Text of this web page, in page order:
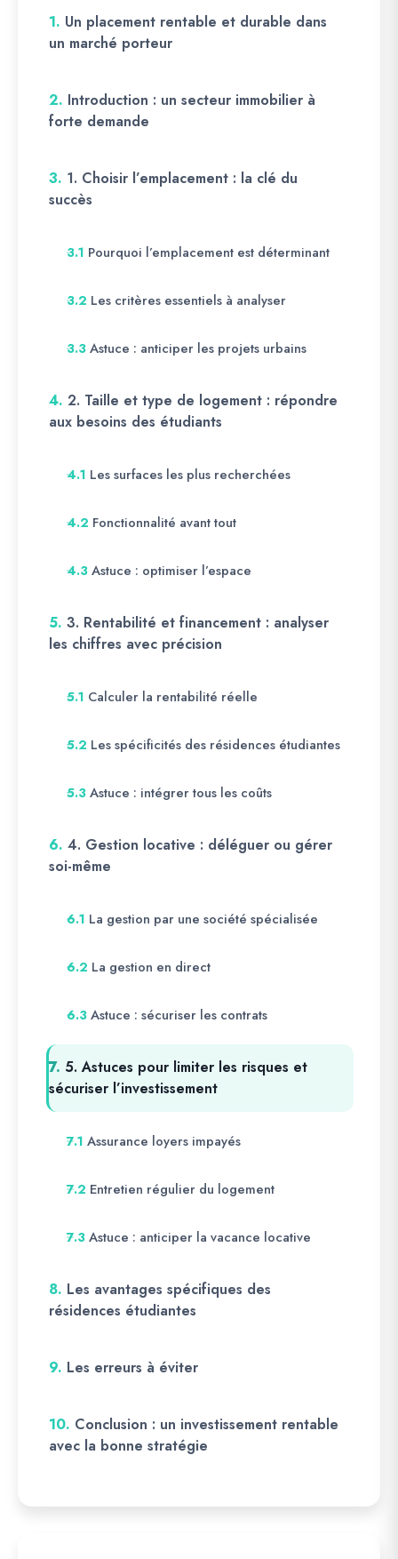
1. Un placement rentable et durable dans
un marché porteur
2. Introduction : un secteur immobilier à
forte demande
3. 1. Choisir l’emplacement : la clé du
succès
3.1 Pourquoi l’emplacement est déterminant
3.2 Les critères essentiels à analyser
3.3 Astuce : anticiper les projets urbains
4. 2. Taille et type de logement : répondre
aux besoins des étudiants
4.1 Les surfaces les plus recherchées
4.2 Fonctionnalité avant tout
4.3 Astuce : optimiser l’espace
5. 3. Rentabilité et financement : analyser
les chiffres avec précision
5.1 Calculer la rentabilité réelle
5.2 Les spécificités des résidences étudiantes
5.3 Astuce : intégrer tous les coûts
6. 4. Gestion locative : déléguer ou gérer
soi-même
6.1 La gestion par une société spécialisée
6.2 La gestion en direct
6.3 Astuce : sécuriser les contrats
7. 5. Astuces pour limiter les risques et
sécuriser l’investissement
7.1 Assurance loyers impayés
7.2 Entretien régulier du logement
7.3 Astuce : anticiper la vacance locative
8. Les avantages spécifiques des
résidences étudiantes
9. Les erreurs à éviter
10. Conclusion : un investissement rentable
avec la bonne stratégie